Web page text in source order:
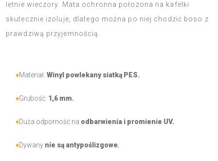
letnie wieczory. Mata ochronna położona na kafelki
skutecznie izoluje, dlatego można po niej chodzić boso z
prawdziwą przyjemnością.
♦Materiał: Winyl powlekany siatką PES.
♦Grubość: 1,6 mm.
♦Duża odporność na odbarwienia i promienie UV.
♦Dywany nie są antypoślizgowe;